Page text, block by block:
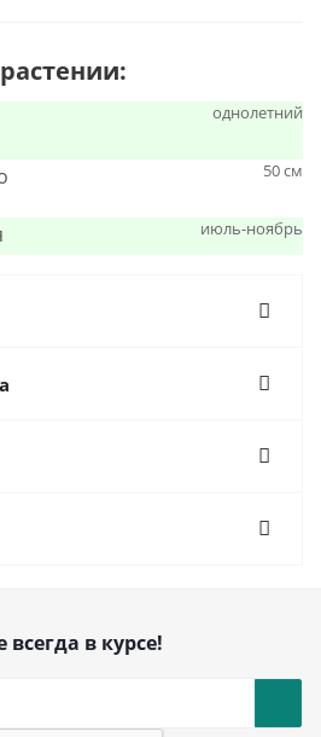
однолетний
50 см
июль-ноябрь
всегда в курсе!